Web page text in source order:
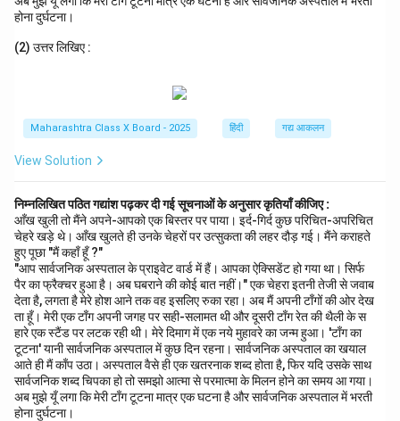
होना दुर्घटना।
(2) उत्तर लिखिए :
Maharashtra Class X Board - 2025 हिंदी गद्य आकलन
View Solution
निम्नलिखित पठित गद्यांश पढ़कर दी गई सूचनाओं के अनुसार कृतियाँ कीजिए :
आँख खुली तो मैंने अपने-आपको एक बिस्तर पर पाया। इर्द-गिर्द कुछ परिचित-अपरिचित
चेहरे खड़े थे। आँख खुलते ही उनके चेहरों पर उत्सुकता की लहर दौड़ गई। मैंने कराहते
हुए पूछा "मैं कहाँ हूँ ?"
"आप सार्वजनिक अस्पताल के प्राइवेट वार्ड में हैं। आपका ऐक्सिडेंट हो गया था। सिर्फ
पैर का फ्रैक्चर हुआ है। अब घबराने की कोई बात नहीं।" एक चेहरा इतनी तेजी से जवाब
देता है, लगता है मेरे होश आने तक वह इसलिए रुका रहा। अब मैं अपनी टाँगों की ओर देख
ता हूँ। मेरी एक टाँग अपनी जगह पर सही-सलामत थी और दूसरी टाँग रेत की थैली के स
हारे एक स्टैंड पर लटक रही थी। मेरे दिमाग में एक नये मुहावरे का जन्म हुआ। 'टाँग का
टूटना' यानी सार्वजनिक अस्पताल में कुछ दिन रहना। सार्वजनिक अस्पताल का खयाल
आते ही मैं काँप उठा। अस्पताल वैसे ही एक खतरनाक शब्द होता है, फिर यदि उसके साथ
सार्वजनिक शब्द चिपका हो तो समझो आत्मा से परमात्मा के मिलन होने का समय आ गया।
अब मुझे यूँ लगा कि मेरी टाँग टूटना मात्र एक घटना है और सार्वजनिक अस्पताल में भरती
होना दुर्घटना।